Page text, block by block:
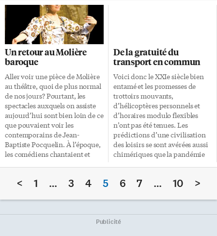
Verdun (21 février-15 décembre
1916). Les participants de la
seconde à la terminale (de la 10e
à la 12e années chez nous) des
lycées français d’Ottawa et de
Toronto avaient à produire un
texte de 6 à 10 pages sur cette
bataille entre Français et
Allemands, l’une des plus
importantes de la Première
Guerre mondiale. «Pendant dix
mois, ce […]
passé ses plus jeunes années sur
les bancs de cette école et le
choc fut dur en voyant l’état des
locaux: plus de toit, aucun
sanitaire en état de […]
Un retour au Molière
baroque
Aller voir une pièce de Molière
au théâtre, quoi de plus normal
de nos jours? Pourtant, les
spectacles auxquels on assiste
aujourd’hui sont bien loin de ce
que pouvaient voir les
contemporains de Jean-
Baptiste Pocquelin. À l’époque,
les comédiens chantaient et
spectacle encore plus vivant. La
n’existe pas encore, mais la
compagnie Toronto Masques
De la gratuité du
transport en commun
Voici donc le XXIe siècle bien
entamé et les promesses de
trottoirs mouvants,
d’hélicoptères personnels et
d’horaires modulo flexibles
n’ont pas été tenues. Les
prédictions d’une civilisation
des loisirs se sont avérées aussi
chimériques que la pandémie
dont nous avons hérité, où une
contrôlent transport,
communications et
distribution de denrées, on a
< 1 … 3 4 5 6 7 … 10 >
Publicité